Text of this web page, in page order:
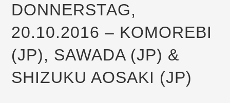
DONNERSTAG,
20.10.2016 – KOMOREBI
(JP), SAWADA (JP) &
SHIZUKU AOSAKI (JP)